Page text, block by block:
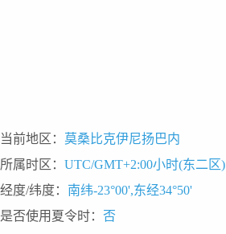
当前地区： 莫桑比克伊尼扬巴内
所属时区： UTC/GMT+2:00小时(东二区)
经度/纬度： 南纬-23°00',东经34°50'
是否使用夏令时： 否